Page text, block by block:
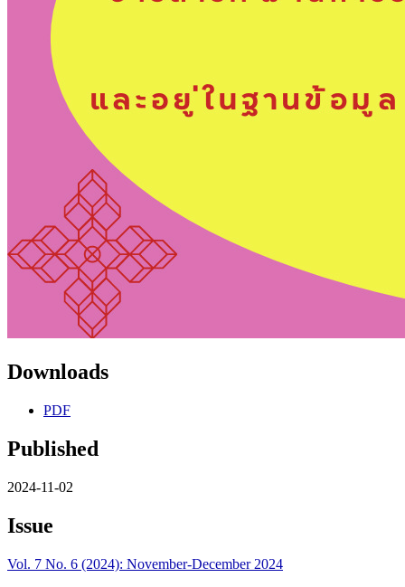
Downloads
PDF
Published
2024-11-02
Issue
Vol. 7 No. 6 (2024): November-December 2024